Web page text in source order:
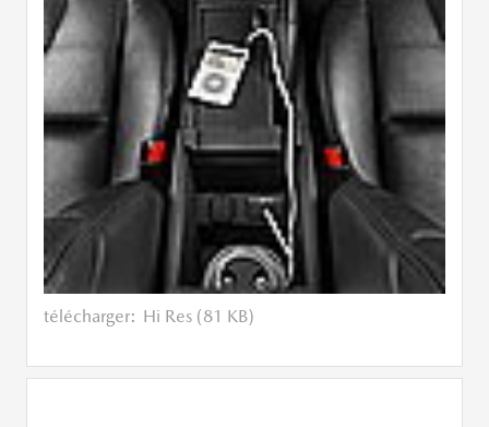
télécharger: Hi Res (81 KB)